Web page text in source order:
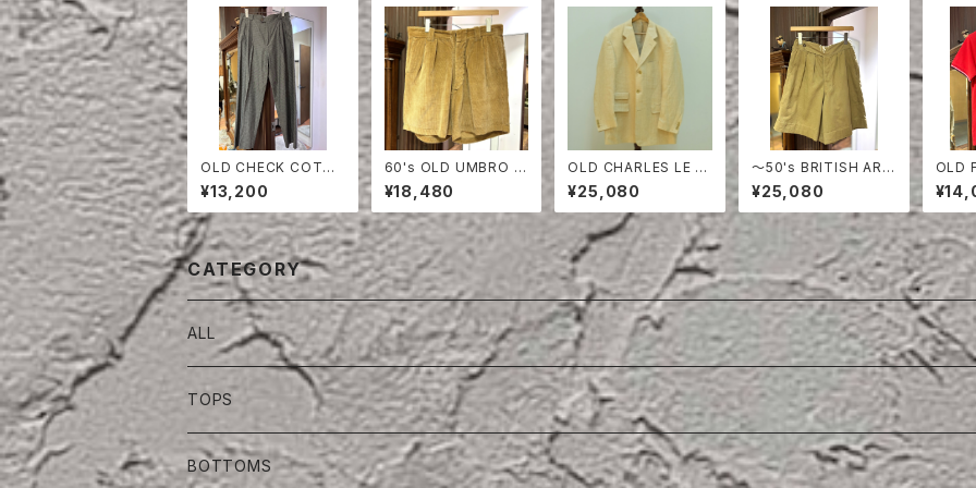
OLD CHECK COTT
ON TROUSERS
¥13,200
60's OLD UMBRO C
ORDUROY SHORTS
¥18,480
OLD CHARLES LE G
OLF LINEN HERRING
BONE TAILORED JA
CKET
¥25,080
〜50's BRITISH ARM
Y COTTON DRILL S
HORTS
¥25,080
OLD
OLO
CATEGORY
ALL
TOPS
BOTTOMS